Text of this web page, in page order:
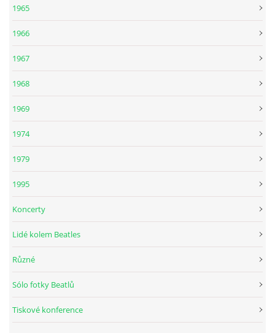
DISKOGRAFIE - ALBA RARITY
DISKOGRAFIE - BOOTLEGY I
DISKOGRAFIE - BOOTLEGY III
DISKOGRAFIE - BOOTLEGY V
DISKOGRAFIE - LP ROZHOVORY
1965
1966
1967
1968
1969
1974
1979
1995
Koncerty
Lidé kolem Beatles
Různé
Sólo fotky Beatlů
Tiskové konference